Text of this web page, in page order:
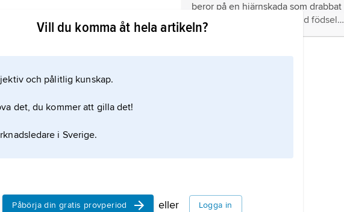
artikeln
Vill du komma åt hela artikeln?
och pålitlig kunskap.
det, du kommer att gilla det!
i Sverige.
Påbörja din gratis provperiod eller Logga in
beror på en hjärnskada som drabbat
ett barn på fosterstadiet, vid födseln
eller när barnet är mycket litet, upp